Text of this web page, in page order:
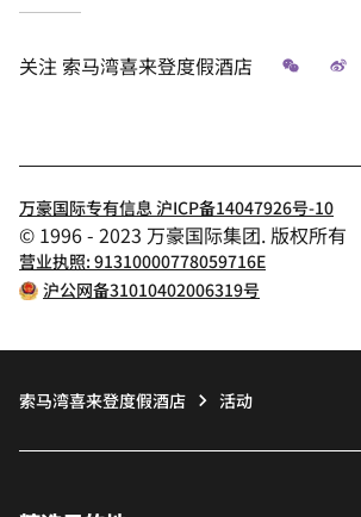
关注 索马湾喜来登度假酒店 微信
万豪国际专有信息 沪ICP备14047926号-10
© 1996 - 2023 万豪国际集团. 版权所有
营业执照: 91310000778059716E
沪公网备31010402006319号
索马湾喜来登度假酒店 活动